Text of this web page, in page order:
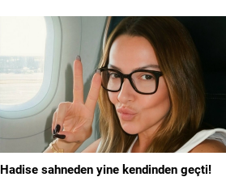
Hadise sahneden yine kendinden geçti!